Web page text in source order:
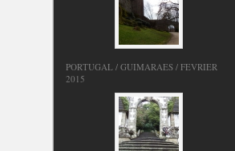
PORTUGAL / GUIMARAES / FEVRIER
2015